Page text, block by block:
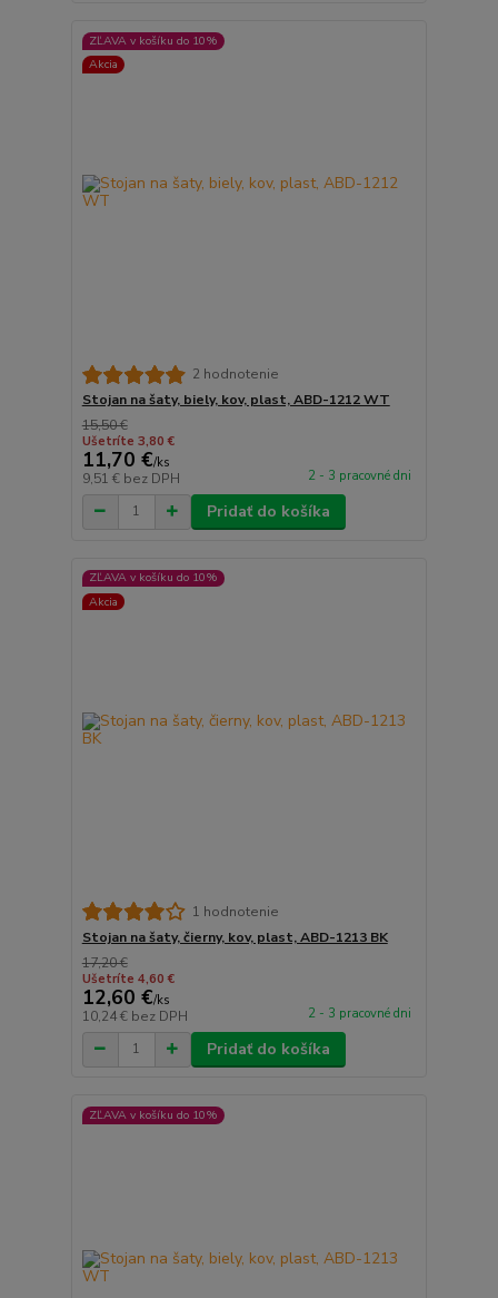
ZĽAVA v košíku do 10%
Akcia
2 hodnotenie
Stojan na šaty, biely, kov, plast, ABD-1212 WT
15,50 €
Ušetríte 3,80 €
11,70 €/ks
9,51 € bez DPH 2 - 3 pracovné dni
Pridať do košíka
ZĽAVA v košíku do 10%
Akcia
1 hodnotenie
Stojan na šaty, čierny, kov, plast, ABD-1213 BK
17,20 €
Ušetríte 4,60 €
12,60 €/ks
10,24 € bez DPH 2 - 3 pracovné dni
Pridať do košíka
ZĽAVA v košíku do 10%